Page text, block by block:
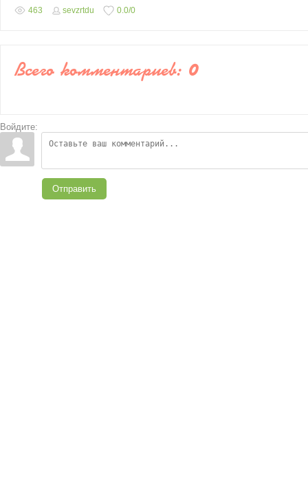
463 sevzrtdu 0.0/0
Всего комментариев: 0
Войдите:
Отправить